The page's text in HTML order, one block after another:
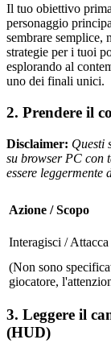
Il tuo obiettivo
personaggio
sembrare semplice,
strategie per i tuoi
esplorando al
uno dei finali unici.
2. Prendere il
Disclaimer: Questi
su browser PC con
essere leggermente
Azione / Scopo
Interagisci /
(Non sono
giocatore,
3. Leggere il
(HUD)